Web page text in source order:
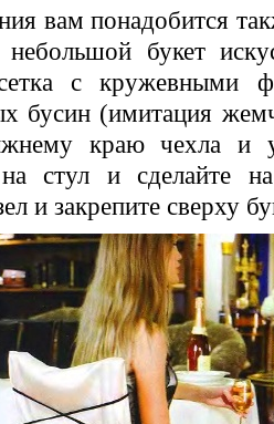
вам понадобится
небольшой букет
с кружевными
бусин (имитация
краю чехла и
стул и сделайте
и закрепите сверху